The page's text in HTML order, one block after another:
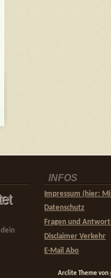
INFOS
Impressum (hier:
Datenschutz
Fragen und
Disclaimer Verkehr
E-Mail Abo
Arclite Theme von